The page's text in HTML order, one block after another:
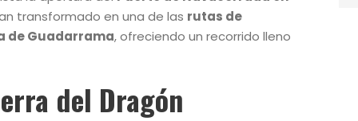
transformado en una de las rutas de
de Guadarrama, ofreciendo un recorrido lleno
del Dragón